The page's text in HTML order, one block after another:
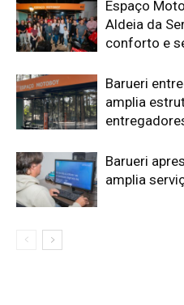
Espaço
Aldeia da
conforto e
Barueri
amplia
Barueri
amplia